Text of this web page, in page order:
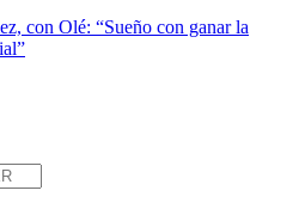
con Olé: “Sueño con ganar la